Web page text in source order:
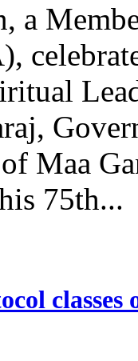
a
Maa
75th...